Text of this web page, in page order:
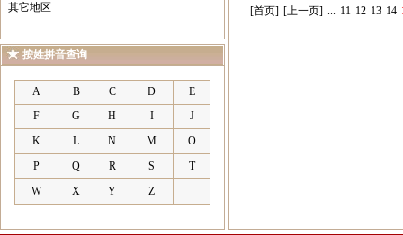
其它地区
按姓拼音查询
A B C D
E
F
G H I
J
K
L N M
O
P
Q R S
T
W
X Y Z
[首页] [上一页] ... 11 12 13 14